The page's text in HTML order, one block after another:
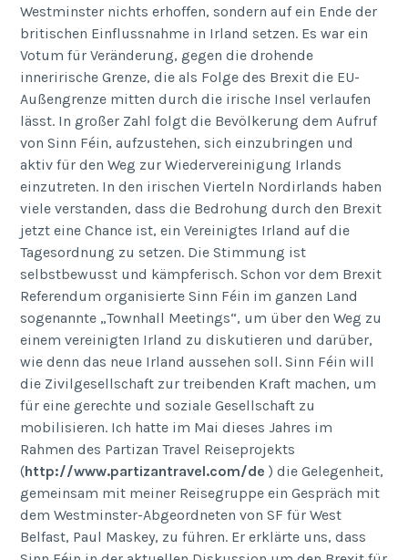
Westminster nichts erhoffen, sondern auf ein Ende der
britischen Einflussnahme in Irland setzen. Es war ein
Votum für Veränderung, gegen die drohende
innerirische Grenze, die als Folge des Brexit die EU-
Außengrenze mitten durch die irische Insel verlaufen
lässt. In großer Zahl folgt die Bevölkerung dem Aufruf
von Sinn Féin, aufzustehen, sich einzubringen und
aktiv für den Weg zur Wiedervereinigung Irlands
einzutreten. In den irischen Vierteln Nordirlands haben
viele verstanden, dass die Bedrohung durch den Brexit
jetzt eine Chance ist, ein Vereinigtes Irland auf die
Tagesordnung zu setzen. Die Stimmung ist
selbstbewusst und kämpferisch. Schon vor dem Brexit
Referendum organisierte Sinn Féin im ganzen Land
sogenannte „Townhall Meetings“, um über den Weg zu
einem vereinigten Irland zu diskutieren und darüber,
wie denn das neue Irland aussehen soll. Sinn Féin will
die Zivilgesellschaft zur treibenden Kraft machen, um
für eine gerechte und soziale Gesellschaft zu
mobilisieren. Ich hatte im Mai dieses Jahres im
Rahmen des Partizan Travel Reiseprojekts
(http://www.partizantravel.com/de ) die Gelegenheit,
gemeinsam mit meiner Reisegruppe ein Gespräch mit
dem Westminster-Abgeordneten von SF für West
Belfast, Paul Maskey, zu führen. Er erklärte uns, dass